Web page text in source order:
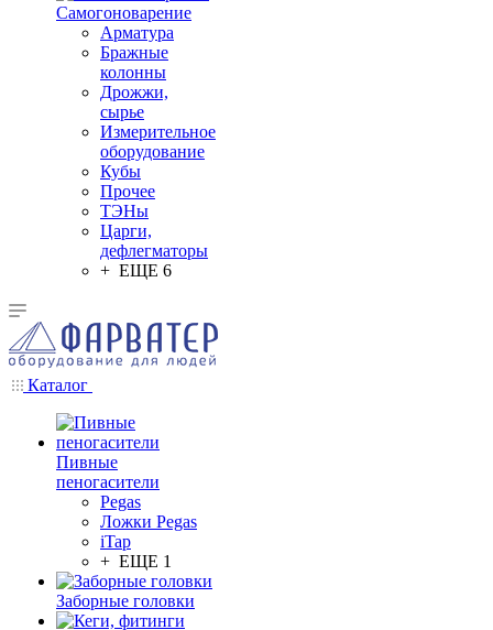
Самогоноварение
Арматура
Бражные
колонны
Дрожжи,
сырье
Измерительное
оборудование
Кубы
Прочее
ТЭНы
Царги,
дефлегматоры
+ ЕЩЕ 6
Каталог
Пивные
пеногасители
Pegas
Ложки Pegas
iTap
+ ЕЩЕ 1
Заборные головки